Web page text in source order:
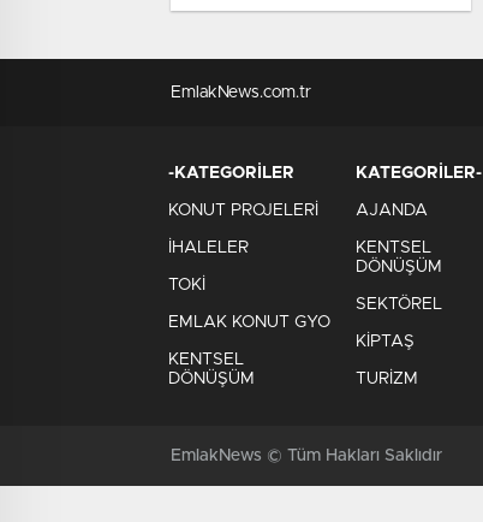
EmlakNews.com.tr
-KATEGORİLER
KONUT PROJELERİ
İHALELER
TOKİ
EMLAK KONUT GYO
KENTSEL
DÖNÜŞÜM
KATEGORİLER-
AJANDA
KENTSEL
DÖNÜŞÜM
SEKTÖREL
KİPTAŞ
TURİZM
EmlakNews © Tüm Hakları Saklıdır